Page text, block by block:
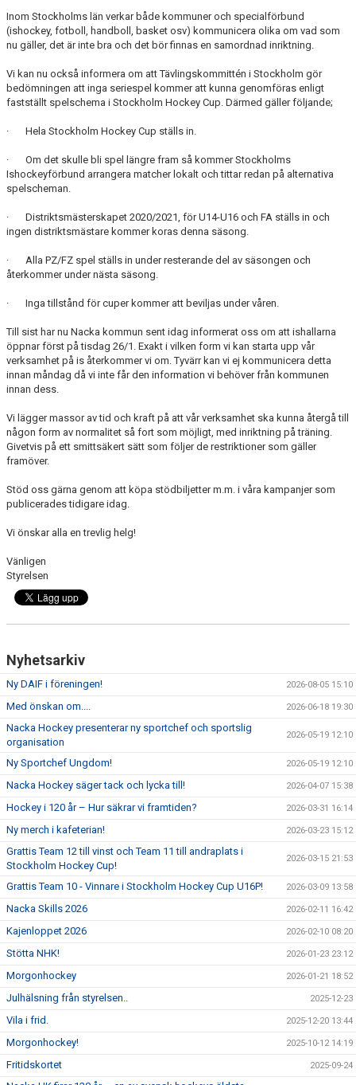
NYHETER - ARKIV
MEDLEMSHOCKEY
SCHEMA NACKA SKILLS 2026
SCHEMA HOCKEY IQ-CAMP
Inom Stockholms län verkar både kommuner och specialförbund
(ishockey, fotboll, handboll, basket osv) kommunicera olika om vad som
nu gäller, det är inte bra och det bör finnas en samordnad inriktning.
Vi kan nu också informera om att Tävlingskommittén i Stockholm gör
bedömningen att inga seriespel kommer att kunna genomföras enligt
fastställt spelschema i Stockholm Hockey Cup. Därmed gäller följande;
· Hela Stockholm Hockey Cup ställs in.
· Om det skulle bli spel längre fram så kommer Stockholms
Ishockeyförbund arrangera matcher lokalt och tittar redan på alternativa
spelscheman.
· Distriktsmästerskapet 2020/2021, för U14-U16 och FA ställs in och
ingen distriktsmästare kommer koras denna säsong.
· Alla PZ/FZ spel ställs in under resterande del av säsongen och
återkommer under nästa säsong.
· Inga tillstånd för cuper kommer att beviljas under våren.
Till sist har nu Nacka kommun sent idag informerat oss om att ishallarna
öppnar först på tisdag 26/1. Exakt i vilken form vi kan starta upp vår
verksamhet på is återkommer vi om. Tyvärr kan vi ej kommunicera detta
innan måndag då vi inte får den information vi behöver från kommunen
innan dess.
Vi lägger massor av tid och kraft på att vår verksamhet ska kunna återgå till
någon form av normalitet så fort som möjligt, med inriktning på träning.
Givetvis på ett smittsäkert sätt som följer de restriktioner som gäller
framöver.
Stöd oss gärna genom att köpa stödbiljetter m.m. i våra kampanjer som
publicerades tidigare idag.
Vi önskar alla en trevlig helg!
Vänligen
Styrelsen
Nyhetsarkiv
Ny DAIF i föreningen! 2026-08-05 15:10
Med önskan om.... 2026-06-18 19:30
Nacka Hockey presenterar ny sportchef och sportslig
organisation
2026-05-19 12:10
Ny Sportchef Ungdom! 2026-05-19 12:10
Nacka Hockey säger tack och lycka till! 2026-04-07 15:38
Hockey i 120 år – Hur säkrar vi framtiden? 2026-03-31 16:14
Ny merch i kafeterian! 2026-03-23 15:12
Grattis Team 12 till vinst och Team 11 till andraplats i
Stockholm Hockey Cup!
2026-03-15 21:53
Grattis Team 10 - Vinnare i Stockholm Hockey Cup U16P! 2026-03-09 13:58
Nacka Skills 2026 2026-02-11 16:42
Kajenloppet 2026 2026-02-10 08:20
Stötta NHK! 2026-01-23 23:12
Morgonhockey 2026-01-21 18:52
Julhälsning från styrelsen.. 2025-12-23
Vila i frid. 2025-12-20 13:44
Morgonhockey! 2025-10-12 14:19
Fritidskortet 2025-09-24